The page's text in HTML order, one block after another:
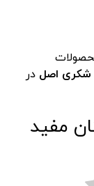
شکری اصل در
مفید